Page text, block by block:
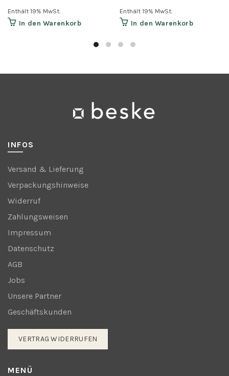
Enthält 19% MwSt.
In den Warenkorb
Enthält 19% MwSt.
In den Warenkorb
INFOS
Versand & Lieferung
Verpackungshinweise
Widerruf
Zahlungsweisen
Impressum
Datenschutz
AGB
Jobs
Unsere Partner
Geschäftskunden
VERTRAG WIDERRUFEN
MENÜ